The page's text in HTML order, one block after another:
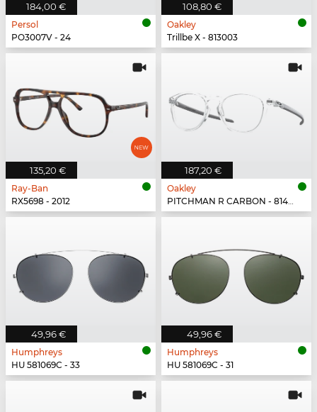
184,00 €
Persol
PO3007V - 24
108,80 €
Oakley
Trillbe X - 813003
135,20 €
Ray-Ban
RX5698 - 2012
187,20 €
Oakley
PITCHMAN R CARBON - 814903
49,96 €
Humphreys
HU 581069C - 33
49,96 €
Humphreys
HU 581069C - 31